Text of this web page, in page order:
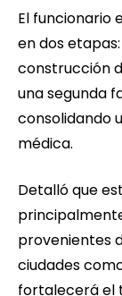
El funcionario
en dos
construcción
una segunda
consolidando
médica.
Detalló que
provenientes
ciudades
fortalecerá el